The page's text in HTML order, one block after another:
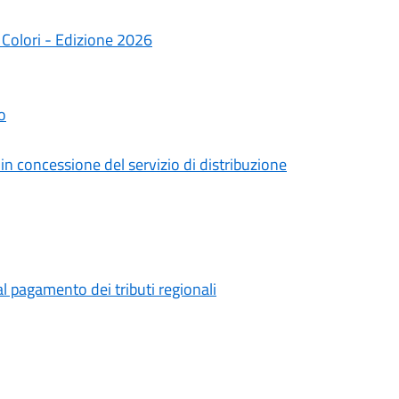
- Edizione 2026
concessione del servizio di distribuzione
pagamento dei tributi regionali